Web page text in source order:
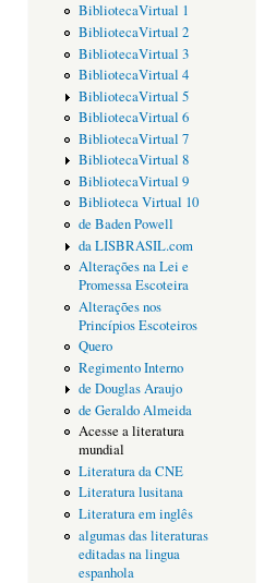
BibliotecaVirtual 1
BibliotecaVirtual 2
BibliotecaVirtual 3
BibliotecaVirtual 4
BibliotecaVirtual 5
BibliotecaVirtual 6
BibliotecaVirtual 7
BibliotecaVirtual 8
BibliotecaVirtual 9
Biblioteca Virtual 10
de Baden Powell
da LISBRASIL.com
Alterações na Lei e
Promessa Escoteira
Alterações nos
Princípios Escoteiros
Quero
Regimento Interno
de Douglas Araujo
de Geraldo Almeida
Acesse a literatura
mundial
Literatura da CNE
Literatura lusitana
Literatura em inglês
algumas das literaturas
editadas na lingua
espanhola